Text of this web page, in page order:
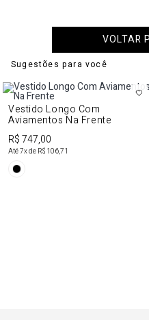
VOLTAR
Sugestões para você
Vestido Longo Com
Aviamentos Na Frente
R$ 747,00
Até7x de R$ 106,71